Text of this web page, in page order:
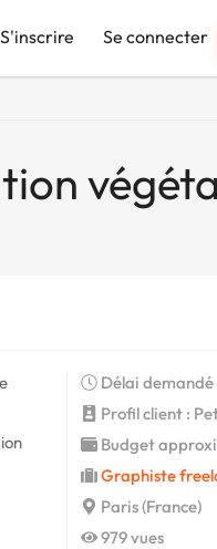
S'inscrire Se connecter
Délai demandé
Profil client :
Budget
Graphiste
Paris (France)
979 vues